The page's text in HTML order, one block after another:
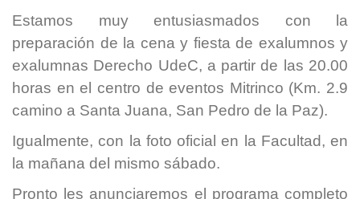
Estamos muy entusiasmados con la
preparación de la cena y fiesta de exalumnos y
exalumnas Derecho UdeC, a partir de las 20.00
horas en el centro de eventos Mitrinco (Km. 2.9
camino a Santa Juana, San Pedro de la Paz).
Igualmente, con la foto oficial en la Facultad, en
la mañana del mismo sábado.
Pronto les anunciaremos el programa completo